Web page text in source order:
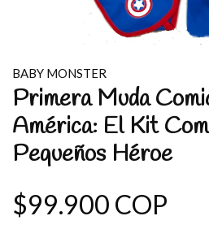
BABY MONSTER
Primera Muda
América: El Kit
Pequeños Héroe
$99.900 COP